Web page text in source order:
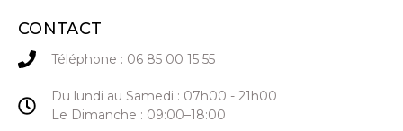
CONTACT
Téléphone : 06 85 00 15 55
Du lundi au Samedi : 07h00 - 21h00
Le Dimanche : 09:00–18:00